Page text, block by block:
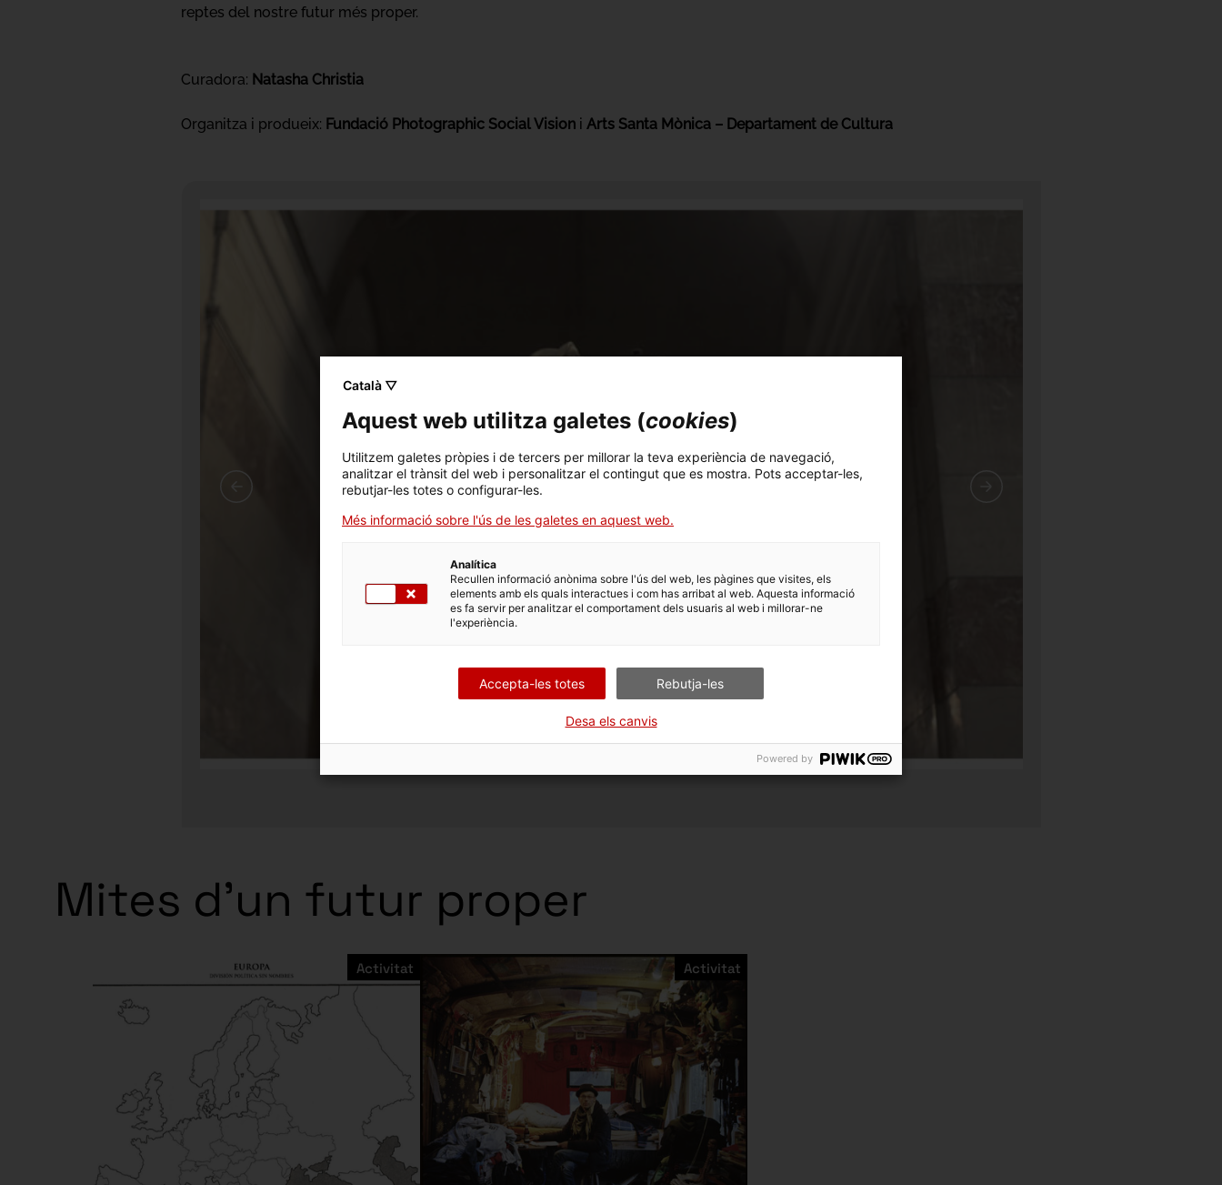
reptes del nostre futur més proper.
Curadora: Natasha Christia
Organitza i produeix: Fundació Photographic Social Vision i Arts Santa Mònica – Departament de Cultura
Mites d'un futur proper
Activitat Activitat
Català ▽
Aquest web utilitza galetes (cookies)
Utilitzem galetes pròpies i de tercers per millorar la teva experiència de navegació,
analitzar el trànsit del web i personalitzar el contingut que es mostra. Pots acceptar-les,
rebutjar-les totes o configurar-les.
Més informació sobre l'ús de les galetes en aquest web.
Analítica
Recullen informació anònima sobre l'ús del web, les pàgines que visites, els
elements amb els quals interactues i com has arribat al web. Aquesta informació
es fa servir per analitzar el comportament dels usuaris al web i millorar-ne
l'experiència.
Accepta-les totes Rebutja-les
Desa els canvis
Powered by